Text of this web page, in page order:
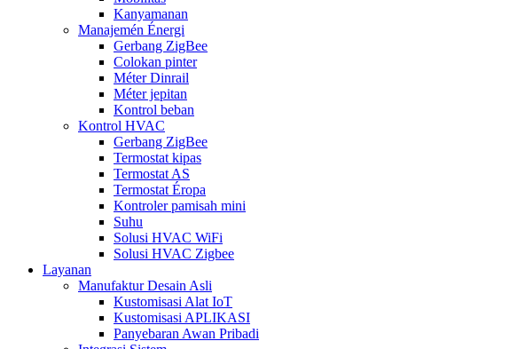
Kanyamanan
Manajemén Énergi
Gerbang ZigBee
Colokan pinter
Méter Dinrail
Méter jepitan
Kontrol beban
Kontrol HVAC
Gerbang ZigBee
Termostat kipas
Termostat AS
Termostat Éropa
Kontroler pamisah mini
Suhu
Solusi HVAC WiFi
Solusi HVAC Zigbee
Layanan
Manufaktur Desain Asli
Kustomisasi Alat IoT
Kustomisasi APLIKASI
Panyebaran Awan Pribadi